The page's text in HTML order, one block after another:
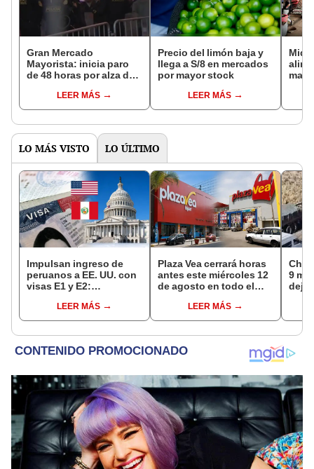
Gran Mercado
Mayorista: inicia paro
de 48 horas por alza de
salida de vehículos
LEER MÁS
Precio del limón baja y
llega a S/8 en mercados
por mayor stock
LEER MÁS
LO MÁS VISTO LO ÚLTIMO
Impulsan ingreso de
peruanos a EE. UU. con
visas E1 y E2:
pymes serían los más
beneficiados
LEER MÁS
Plaza Vea cerrará horas
antes este miércoles 12
de agosto en todo el
hasta las 7 p.m.
LEER MÁS
9
deja